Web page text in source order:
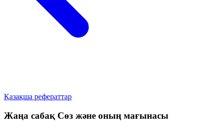
Қазақша рефераттар
Жаңа сабақ Сөз және оның мағынасы